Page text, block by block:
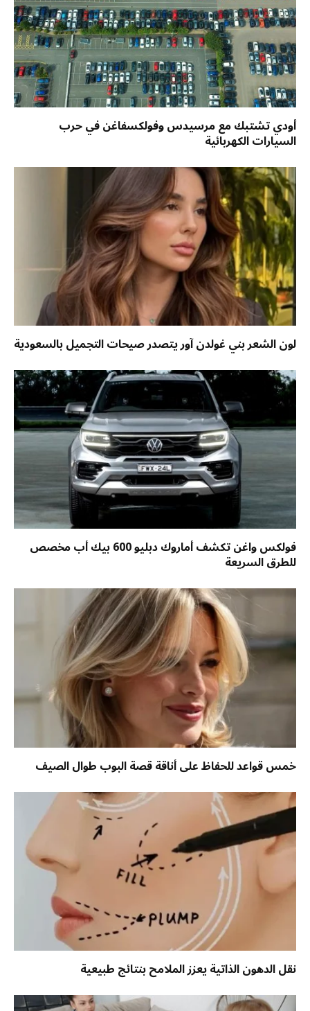
أودي تشتبك مع مرسيدس وفولكسفاغن في حرب
السيارات الكهربائية
لون الشعر بني غولدن آور يتصدر صيحات التجميل بالسعودية
فولكس واغن تكشف أماروك دبليو 600 بيك أب مخصص
للطرق السريعة
خمس قواعد للحفاظ على أناقة قصة البوب طوال الصيف
نقل الدهون الذاتية يعزز الملامح بنتائج طبيعية